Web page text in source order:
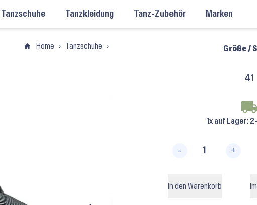
Tanzschuhe Tanzkleidung Tanz-Zubehör Marken
Home › Tanzschuhe › Salsa-Schuhe Herren ›
Größe /
41
1x auf Lager:
-
PD018 Black
+
In den Warenkorb